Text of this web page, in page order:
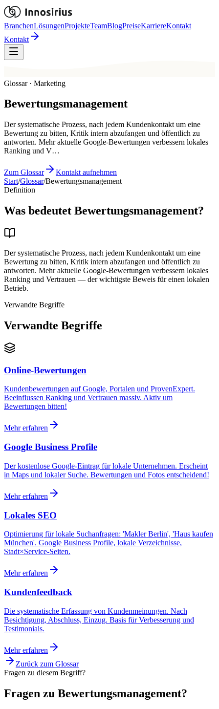
BranchenLösungenProjekteTeamBlogPreiseKarriereKontakt
Kontakt
Glossar · Marketing
Bewertungsmanagement
Der systematische Prozess, nach jedem Kundenkontakt um eine
Bewertung zu bitten, Kritik intern abzufangen und öffentlich zu
antworten. Mehr aktuelle Google-Bewertungen verbessern lokales
Ranking und V…
Zum Glossar
Kontakt aufnehmen
Start/Glossar/Bewertungsmanagement
Definition
Was bedeutet Bewertungsmanagement?
Der systematische Prozess, nach jedem Kundenkontakt um eine
Bewertung zu bitten, Kritik intern abzufangen und öffentlich zu
antworten. Mehr aktuelle Google-Bewertungen verbessern lokales
Ranking und Vertrauen — der wichtigste Beweis für einen lokalen
Betrieb.
Verwandte Begriffe
Verwandte Begriffe
Online-Bewertungen
Kundenbewertungen auf Google, Portalen und ProvenExpert.
Beeinflussen Ranking und Vertrauen massiv. Aktiv um
Bewertungen bitten!
Mehr erfahren
Google Business Profile
Der kostenlose Google-Eintrag für lokale Unternehmen. Erscheint
in Maps und lokaler Suche. Bewertungen und Fotos entscheidend!
Mehr erfahren
Lokales SEO
Optimierung für lokale Suchanfragen: 'Makler Berlin', 'Haus kaufen
München'. Google Business Profile, lokale Verzeichnisse,
Stadt×Service-Seiten.
Mehr erfahren
Kundenfeedback
Die systematische Erfassung von Kundenmeinungen. Nach
Besichtigung, Abschluss, Einzug. Basis für Verbesserung und
Testimonials.
Mehr erfahren
Zurück zum Glossar
Fragen zu diesem Begriff?
Fragen zu Bewertungsmanagement?